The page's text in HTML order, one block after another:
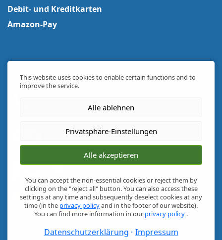
Debit- und Kreditkarten
Amazon-Pay
+49 8379 728244
(Mo-Fr 09-17 Uhr)
Newsletter
1/4 jährliche Angebote & Aktionen
Co. KG -Greuth 6 - 87448 Martinszell im Allgäu
This website uses cookies to enable certain functions and to
improve the service.
Alle ablehnen
Privatsphäre-Einstellungen
Alle akzeptieren
You can accept the non-essential cookies or reject them by
clicking on the "reject all" button. You can also access these
settings at any time and subsequently deselect cookies at any
time (in the privacy policyand in the footer of our website).
You can find more information in our privacy policy .
Datenschutzerklärung Impressum